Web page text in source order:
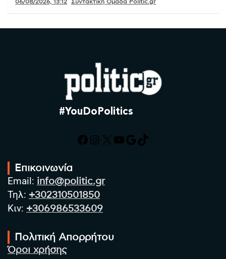
06/08/2026, 13:12 Συντακτική Ομάδα Politic.gr
#YouDoPolitics
Facebook
Instagram
X YouTube
Google
TikTok
Επικοινωνία
Email: info@politic.gr
Τηλ: +302310501850
Κιν: +306986533609
Πολιτική Απορρήτου
Όροι χρήσης